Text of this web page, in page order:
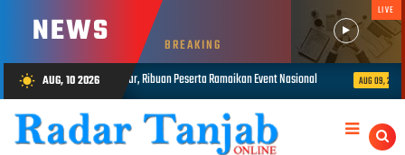
NEWS BREAKING
LIVE
wb_sunny AUG, 10 2026
Ribuan Peserta Ramaikan Event Nasional AUG 09, 2026 Presisi Merdeka Run 2026